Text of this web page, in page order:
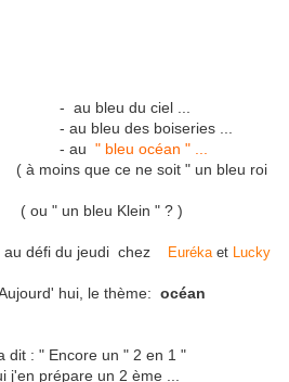
du ciel ...
boiseries ...
" bleu océan " ...
ne soit " un bleu roi
Klein " ? )
défi du jeudi chez Eurékaet Lucky
le thème: océan
un " 2 en 1 "
j'en prépare un 2 ème ...